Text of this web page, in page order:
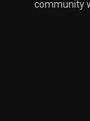
community